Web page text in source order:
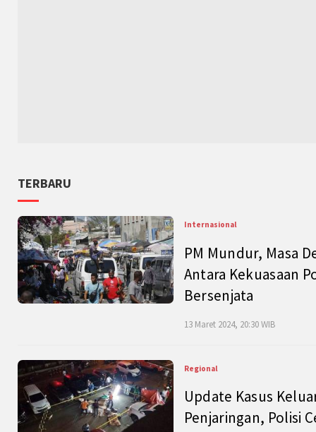
TERBARU
Internasional
PM Mundur, Masa
Antara Kekuasaan
Bersenjata
13 Maret 2024, 20:30 WIB
Regional
Update Kasus
Penjaringan, Polisi